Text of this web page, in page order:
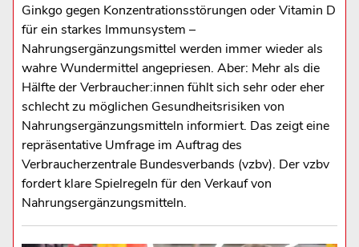
Ginkgo gegen Konzentrationsstörungen oder Vitamin D
für ein starkes Immunsystem –
Nahrungsergänzungsmittel werden immer wieder als
wahre Wundermittel angepriesen. Aber: Mehr als die
Hälfte der Verbraucher:innen fühlt sich sehr oder eher
schlecht zu möglichen Gesundheitsrisiken von
Nahrungsergänzungsmitteln informiert. Das zeigt eine
repräsentative Umfrage im Auftrag des
Verbraucherzentrale Bundesverbands (vzbv). Der vzbv
fordert klare Spielregeln für den Verkauf von
Nahrungsergänzungsmitteln.